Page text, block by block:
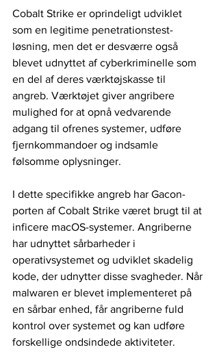
Cobalt Strike er oprindeligt udviklet
som en legitime penetrationstest-
løsning, men det er desværre også
blevet udnyttet af cyberkriminelle som
en del af deres værktøjskasse til
angreb. Værktøjet giver angribere
mulighed for at opnå vedvarende
adgang til ofrenes systemer, udføre
fjernkommandoer og indsamle
følsomme oplysninger.
I dette specifikke angreb har Gacon-
porten af Cobalt Strike været brugt til at
inficere macOS-systemer. Angriberne
har udnyttet sårbarheder i
operativsystemet og udviklet skadelig
kode, der udnytter disse svagheder. Når
malwaren er blevet implementeret på
en sårbar enhed, får angriberne fuld
kontrol over systemet og kan udføre
forskellige ondsindede aktiviteter.